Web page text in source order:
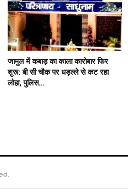
जामुल में कबाड़ का काला कारोबार फिर
शुरू: बी सी चौक पर धड़ल्ले से कट रहा
लोहा, पुलिस…